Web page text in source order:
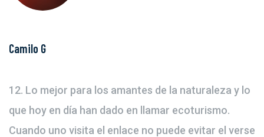
Camilo G
12. Lo mejor para los amantes de la naturaleza y lo
que hoy en día han dado en llamar ecoturismo.
Cuando uno visita el enlace no puede evitar el verse